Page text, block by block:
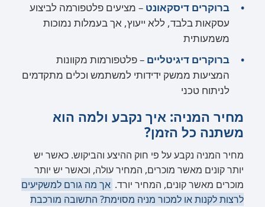
ברוקרים דיסקאונט – מציעים פלטפורמה לביצוע
עסקאות בלבד, ללא ייעוץ, אך בעמלות נמוכות
משמעותית
ברוקרים דיגיטליים – פלטפורמות מקוונות
המציעות ממשק ידידותי למשתמש וכלים מתקדמים
לניתוח טכני
מחיר המניה: איך נקבע ולמה הוא
משתנה כל הזמן?
מחיר המניה נקבע על פי חוק ההיצע והביקוש. כאשר יש
יותר קונים מאשר מוכרים, המחיר עולה, וכאשר יש יותר
מוכרים מאשר קונים, המחיר יורד. אך מה גורם למשקיעים
לרצות לקנות או למכור מניה מסוימת? התשובה מורכבת